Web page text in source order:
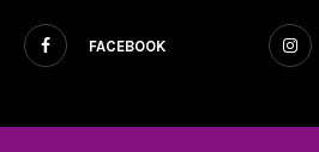
FACEBOOK